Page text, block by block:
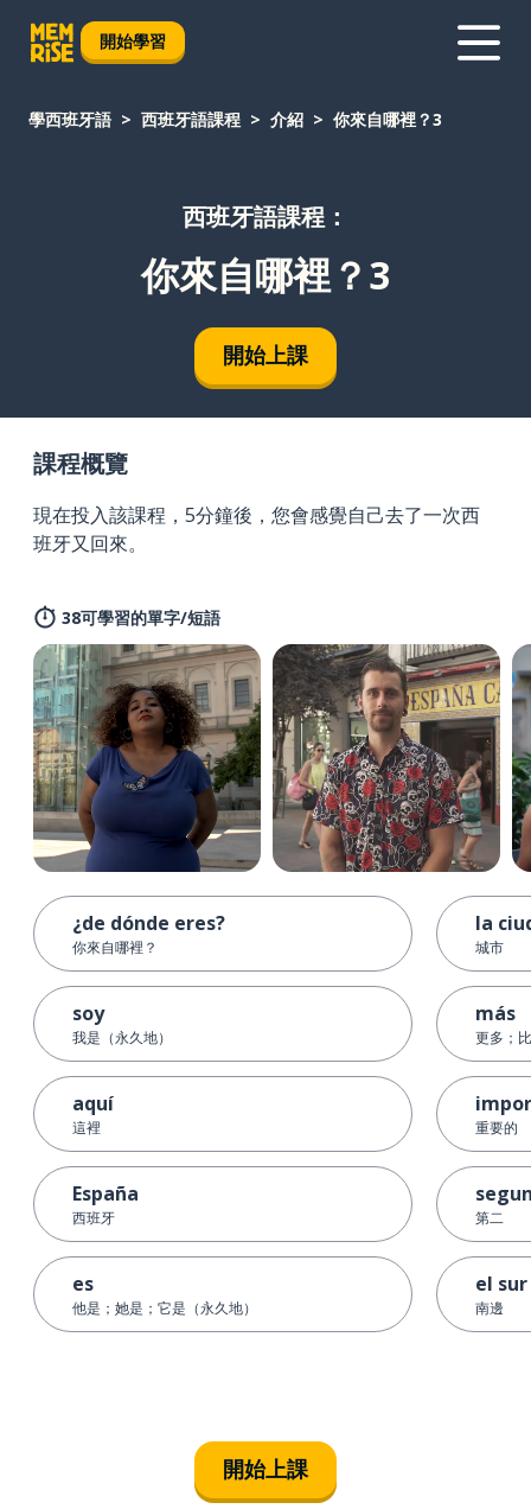
開始學習
學西班牙語 西班牙語課程 介紹 你來自哪裡？3
西班牙語課程：
你來自哪裡？3
開始上課
課程概覽
現在投入該課程，5分鐘後，您會感覺自己去了一次西
班牙又回來。
38可學習的單字/短語
¿de dónde eres?
你來自哪裡？
soy
我是（永久地）
aquí
這裡
España
西班牙
es
他是；她是；它是（永久地）
la
城市
más
更多；
重要的
第二
el sur
南邊
開始上課